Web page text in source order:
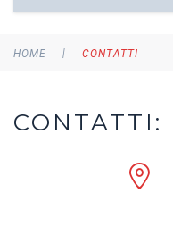
HOME | CONTATTI
CONTATTI: